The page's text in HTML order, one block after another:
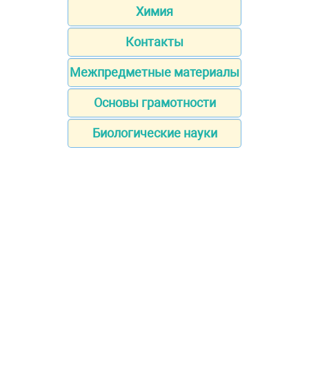
Химия
Контакты
Межпредметные материалы
Основы грамотности
Биологические науки